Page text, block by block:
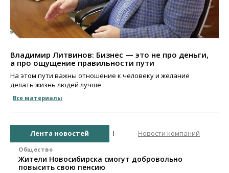
Владимир Литвинов: Бизнес — это не про деньги,
а про ощущение правильности пути
На этом пути важны отношение к человеку и желание
делать жизнь людей лучше
Все материалы
Лента новостей Новости компаний
Общество
Жители Новосибирска смогут добровольно
повысить свою пенсию